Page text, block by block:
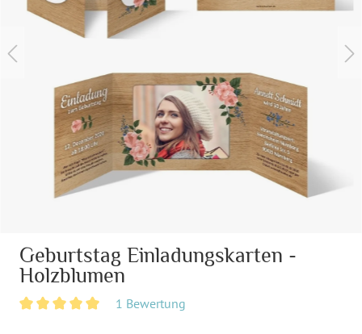
Geburtstag Einladungskarten -
Holzblumen
1 Bewertung